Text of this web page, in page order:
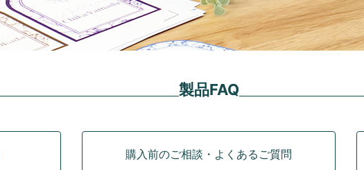
製品FAQ
購入前のご相談・よくあるご質問